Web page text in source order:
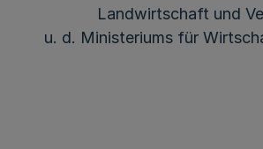
Landwirtschaft und
u. d. Ministeriums für